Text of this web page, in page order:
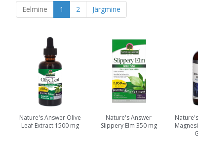
Eelmine 1 2 Järgmine
Nature's Answer Olive
Leaf Extract 1500 mg
Nature's Answer
Slippery Elm 350 mg